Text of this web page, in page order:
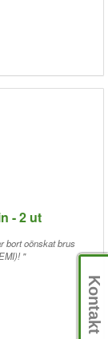
- 2 ut
bort oönskat brus
"
Kontakt